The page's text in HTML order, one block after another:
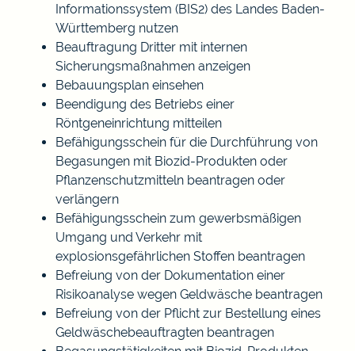
Informationssystem (BIS2) des Landes Baden-
Württemberg nutzen
Beauftragung Dritter mit internen
Sicherungsmaßnahmen anzeigen
Bebauungsplan einsehen
Beendigung des Betriebs einer
Röntgeneinrichtung mitteilen
Befähigungsschein für die Durchführung von
Begasungen mit Biozid-Produkten oder
Pflanzenschutzmitteln beantragen oder
verlängern
Befähigungsschein zum gewerbsmäßigen
Umgang und Verkehr mit
explosionsgefährlichen Stoffen beantragen
Befreiung von der Dokumentation einer
Risikoanalyse wegen Geldwäsche beantragen
Befreiung von der Pflicht zur Bestellung eines
Geldwäschebeauftragten beantragen